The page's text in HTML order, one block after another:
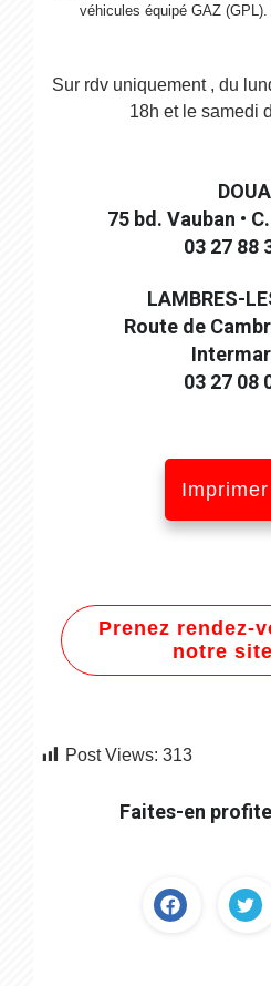
véhicules équipé GAZ
Sur rdv uniquement , du
18h et le samedi
75 bd. Vauban •
03 27 88
LAMBRES-
Route de
03 27 08
Imprimer
Prenez rendez-
notre site
Post Views: 313
Faites-en